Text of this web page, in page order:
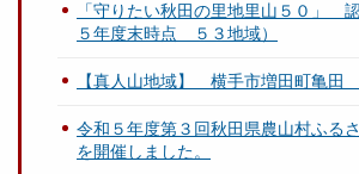
「守りたい秋田の里地里山５０」
５年度末時点 ５３地域）
【真人山地域】 横手市増田町亀田
令和５年度第３回秋田県農山村ふる
を開催しました。